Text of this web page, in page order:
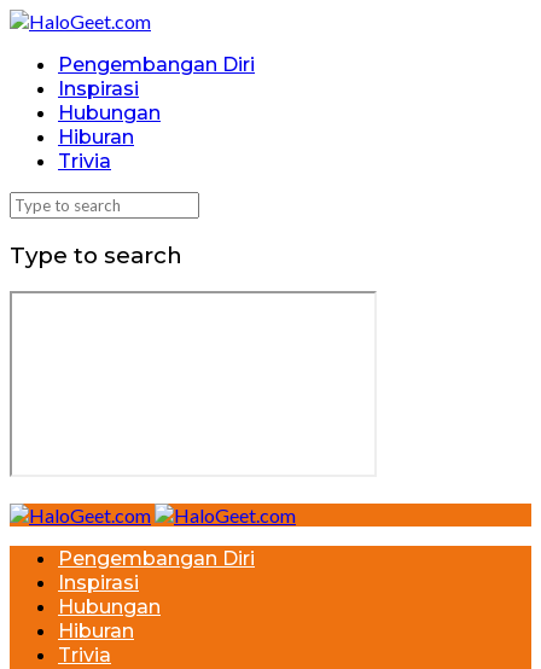
Pengembangan Diri
Inspirasi
Hubungan
Hiburan
Trivia
Type to search
Pengembangan Diri
Inspirasi
Hubungan
Hiburan
Trivia